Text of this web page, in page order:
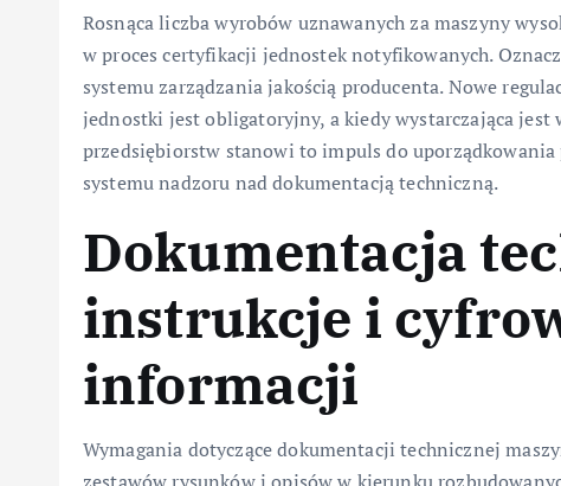
Rosnąca liczba wyrobów uznawanych za maszyny
w proces certyfikacji jednostek notyfikowanych.
systemu zarządzania jakością producenta. Nowe
jednostki jest obligatoryjny, a kiedy wystarczająca
przedsiębiorstw stanowi to impuls do
systemu nadzoru nad dokumentacją techniczną.
Dokumentacja
instrukcje i
informacji
Wymagania dotyczące dokumentacji technicznej